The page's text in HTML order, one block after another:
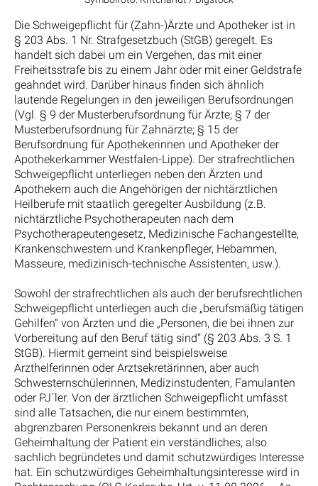
Die Schweigepflicht für (Zahn-)Ärzte und Apotheker ist in
§ 203 Abs. 1 Nr. Strafgesetzbuch (StGB) geregelt. Es
handelt sich dabei um ein Vergehen, das mit einer
Freiheitsstrafe bis zu einem Jahr oder mit einer Geldstrafe
geahndet wird. Darüber hinaus finden sich ähnlich
lautende Regelungen in den jeweiligen Berufsordnungen
(Vgl. § 9 der Musterberufsordnung für Ärzte; § 7 der
Musterberufsordnung für Zahnärzte; § 15 der
Berufsordnung für Apothekerinnen und Apotheker der
Apothekerkammer Westfalen-Lippe). Der strafrechtlichen
Schweigepflicht unterliegen neben den Ärzten und
Apothekern auch die Angehörigen der nichtärztlichen
Heilberufe mit staatlich geregelter Ausbildung (z.B.
nichtärztliche Psychotherapeuten nach dem
Psychotherapeutengesetz, Medizinische Fachangestellte,
Krankenschwestern und Krankenpfleger, Hebammen,
Masseure, medizinisch-technische Assistenten, usw.).
Sowohl der strafrechtlichen als auch der berufsrechtlichen
Schweigepflicht unterliegen auch die „berufsmäßig tätigen
Gehilfen“ von Ärzten und die „Personen, die bei ihnen zur
Vorbereitung auf den Beruf tätig sind“ (§ 203 Abs. 3 S. 1
StGB). Hiermit gemeint sind beispielsweise
Arzthelferinnen oder Arztsekretärinnen, aber auch
Schwesternschülerinnen, Medizinstudenten, Famulanten
oder PJ´ler. Von der ärztlichen Schweigepflicht umfasst
sind alle Tatsachen, die nur einem bestimmten,
abgrenzbaren Personenkreis bekannt und an deren
Geheimhaltung der Patient ein verständliches, also
sachlich begründetes und damit schutzwürdiges Interesse
hat. Ein schutzwürdiges Geheimhaltungsinteresse wird in